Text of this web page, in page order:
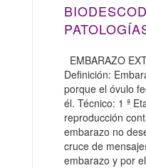
EMBARAZO
Definición:
porque el óvulo
él. Técnico: 1 ª
reproducción
embarazo no
cruce de
embarazo y por